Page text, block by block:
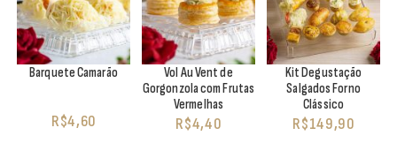
Barquete Camarão
R$4,60
Vol Au Vent de
Gorgonzola com Frutas
Vermelhas
R$4,40
Kit Degustação
Salgados Forno
Clássico
R$149,90